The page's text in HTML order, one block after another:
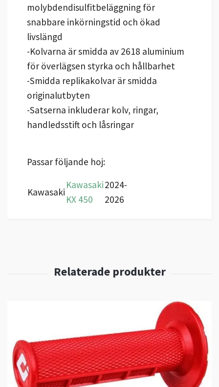
molybdendisulfitbeläggning för
snabbare inkörningstid och ökad
livslängd
-Kolvarna är smidda av 2618 aluminium
för överlägsen styrka och hållbarhet
-Smidda replikakolvar är smidda
originalutbyten
-Satserna inkluderar kolv, ringar,
handledsstift och låsringar
Passar följande hoj:
Kawasaki
Kawasaki
KX 450
2024-
2026